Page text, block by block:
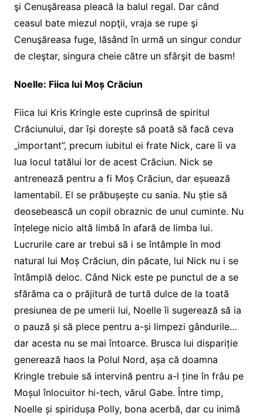
şi Cenuşăreasa pleacă la balul regal. Dar când
ceasul bate miezul nopţii, vraja se rupe şi
Cenuşăreasa fuge, lăsând în urmă un singur condur
de cleştar, singura cheie către un sfârşit de basm!
Noelle: Fiica lui Moș Crăciun
Fiica lui Kris Kringle este cuprinsă de spiritul
Crăciunului, dar își dorește să poată să facă ceva
„important”, precum iubitul ei frate Nick, care îi va
lua locul tatălui lor de acest Crăciun. Nick se
antrenează pentru a fi Moș Crăciun, dar eșuează
lamentabil. El se prăbușește cu sania. Nu știe să
deosebească un copil obraznic de unul cuminte. Nu
înțelege nicio altă limbă în afară de limba lui.
Lucrurile care ar trebui să i se întâmple în mod
natural lui Moș Crăciun, din păcate, lui Nick nu i se
întâmplă deloc. Când Nick este pe punctul de a se
sfărâma ca o prăjitură de turtă dulce de la toată
presiunea de pe umerii lui, Noelle îi sugerează să ia
o pauză și să plece pentru a-și limpezi gândurile…
dar acesta nu se mai întoarce. Brusca lui dispariție
generează haos la Polul Nord, așa că doamna
Kringle trebuie să intervină pentru a-l ține în frâu pe
Moșul înlocuitor hi-tech, vărul Gabe. Între timp,
Noelle și spiridușa Polly, bona acerbă, dar cu inimă